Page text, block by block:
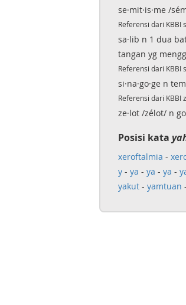
se·mit·is·me /
Referensi dari KBBI
sa·lib n 1 dua
tangan yg
Referensi dari KBBI
si·na·go·ge n
Referensi dari KBBI
ze·lot /zélot/ n
Posisi kata
xeroftalmia -
y- ya - ya - ya -
yakut- yamtuan -